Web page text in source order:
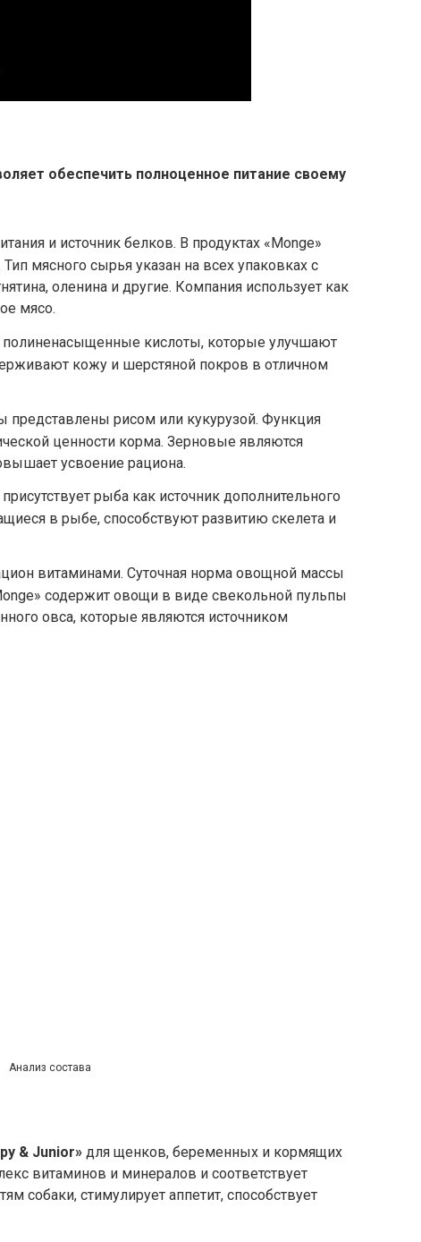
обеспечить полноценное питание своему
и источник белков. В продуктах «Monge»
мясного сырья указан на всех упаковках с
оленина и другие. Компания использует как
мясо.
кислоты, которые улучшают
кожу и шерстяной покров в отличном
рисом или кукурузой. Функция
ценности корма. Зерновые являются
усвоение рациона.
рыба как источник дополнительного
в рыбе, способствуют развитию скелета и
витаминами. Суточная норма овощной массы
содержит овощи в виде свекольной пульпы
овса, которые являются источником
Анализ состава
& Junior» для щенков, беременных и кормящих
витаминов и минералов и соответствует
собаки, стимулирует аппетит, способствует